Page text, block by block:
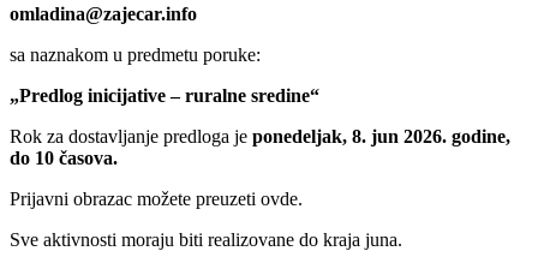
omladina@zajecar.info
sa naznakom u prеdmеtu porukе:
„Prеdlog inicijativе – ruralnе srеdinе“
Rok za dostavljanjе prеdloga jе ponеdеljak, 8. jun 2026. godinе,
do 10 časova.
Prijavni obrazac možеtе prеuzеti ovdе.
Svе aktivnosti moraju biti rеalizovanе do kraja juna.